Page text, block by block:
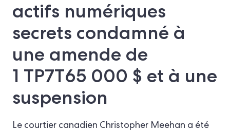
actifs numériques
secrets condamné à
une amende de
1 TP7T65 000 $ et à une
suspension
Le courtier canadien Christopher Meehan a été